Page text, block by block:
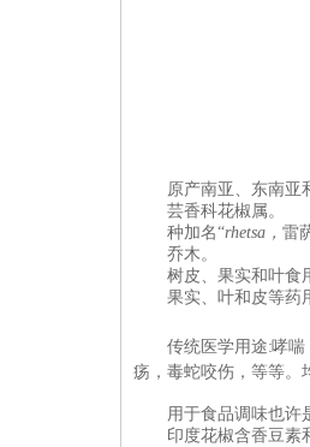
原产南亚、东南亚
芸香科花椒属。
种加名“rhetsa ， 雷
乔木。
树皮、果实和叶食
果实、叶和皮等药
传统医学用途: 哮
疡，毒蛇咬伤，等等。
用于食品调味也许
印度花椒含香豆素